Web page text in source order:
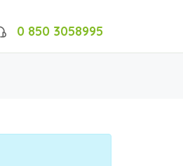
0 850 3058995